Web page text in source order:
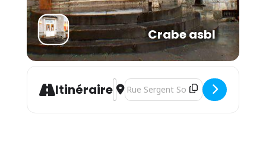
Crabe asbl
ItinéraireAddress - Atelier informatique et
Destination Address - Atelier